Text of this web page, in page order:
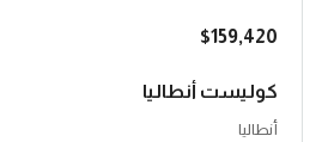
$159,420
كوليست أنطاليا
أنطاليا